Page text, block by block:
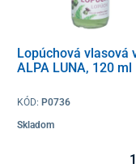
Lopúchová vlasová
ALPA LUNA, 120 ml
KÓD: P0736
Skladom